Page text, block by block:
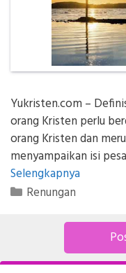
Yukristen.com –
orang Kristen perlu
orang Kristen dan
menyampaikan isi
Selengkapnya
Kategori
Renungan